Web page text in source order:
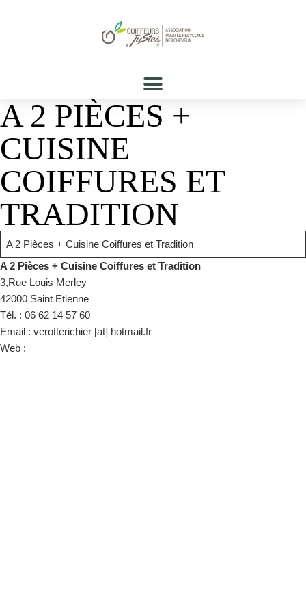
A 2 PIÈCES +
CUISINE
COIFFURES ET
TRADITION
A 2 Pièces + Cuisine Coiffures et Tradition
A 2 Pièces + Cuisine Coiffures et Tradition
3,Rue Louis Merley
42000 Saint Etienne
Tél. : 06 62 14 57 60
Email : verotterichier [at] hotmail.fr
Web :